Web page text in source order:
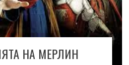
НА МЕРЛИН